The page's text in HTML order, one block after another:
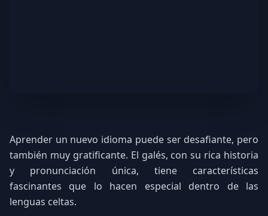
Aprender un nuevo idioma puede ser desafiante, pero
también muy gratificante. El galés, con su rica historia
y pronunciación única, tiene características
fascinantes que lo hacen especial dentro de las
lenguas celtas.